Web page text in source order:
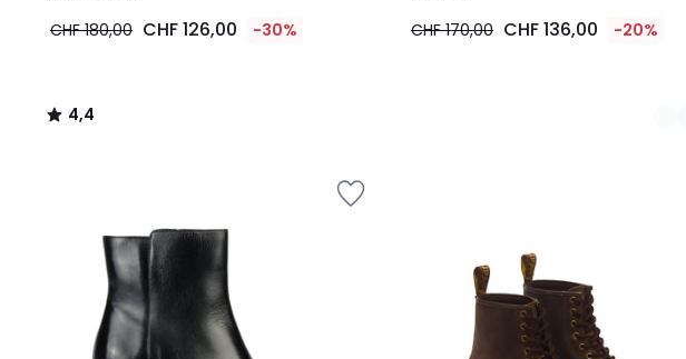
CHF 180,00 CHF 126,00 -30%
4,4
/
CHF 170,00 CHF 136,00 -20%